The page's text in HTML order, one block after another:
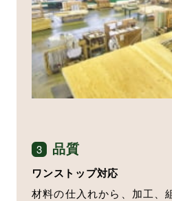
3 品質
ワンストップ対応
材料の仕入れから、加工、